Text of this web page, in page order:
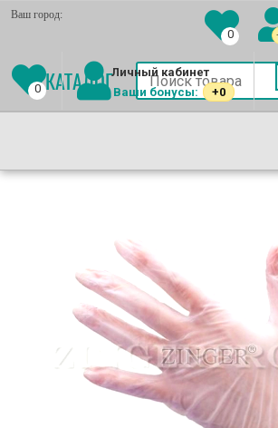
Ваш город:
Еще
Маникюрные комплекты
Книпсеры
Уход за ногтями
Лак для ногтей
Пинцеты для бровей
Ресницы накладные
КАТАЛОГ
0
0
Личный кабинет
Ваши бонусы:
+0
МАНИКЮРНЫЕКУСАЧКИ
НОГТЕЙ
ZINGER
МАНИКЮРНЫЕ
ТЕРКИ
ZINGER